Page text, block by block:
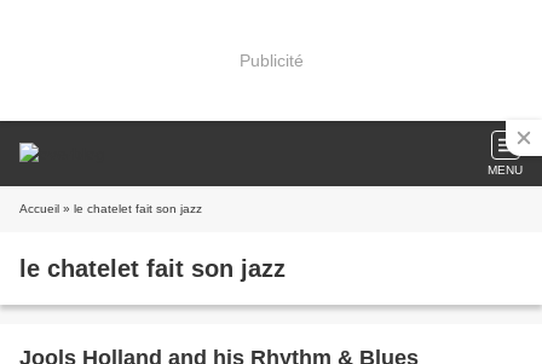
Publicité
MENU
Accueil » le chatelet fait son jazz
le chatelet fait son jazz
Jools Holland and his Rhythm & Blues